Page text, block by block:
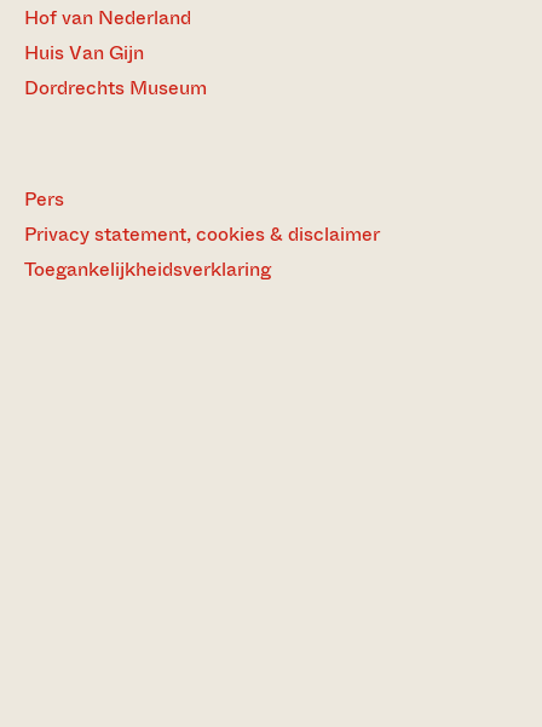
Hof van Nederland
Huis Van Gijn
Dordrechts Museum
Pers
Privacy statement, cookies & disclaimer
Toegankelijkheidsverklaring